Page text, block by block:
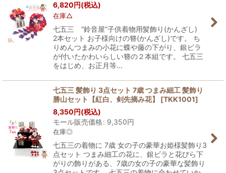
6,820 円(税込)
在庫△
七五三 “鈴音屋”子供着物用髪飾り(かんざし)
2本セット お子様向けの簪(かんざし)です。 ち
りめんつまみの小花に蝶や藤の下がり、銀ビラ
が付いたかわいらしい簪の２本組です。 七五三
をはじめ、お正月等…
七五三 髪飾り 3点セット 7歳 つまみ細工 髪飾り
勝山セット【紅白、剣先摘み花】
[TKK1001]
8,350 円(税込)
モール販売価格: 9,350円
在庫◎
七五三の着物に 7歳 女の子の豪華お姫様髪飾り3
点セット つまみ細工の花に、銀ビラと花びら下
がりの飾りがある、7歳の女の子の豪華な髪飾り